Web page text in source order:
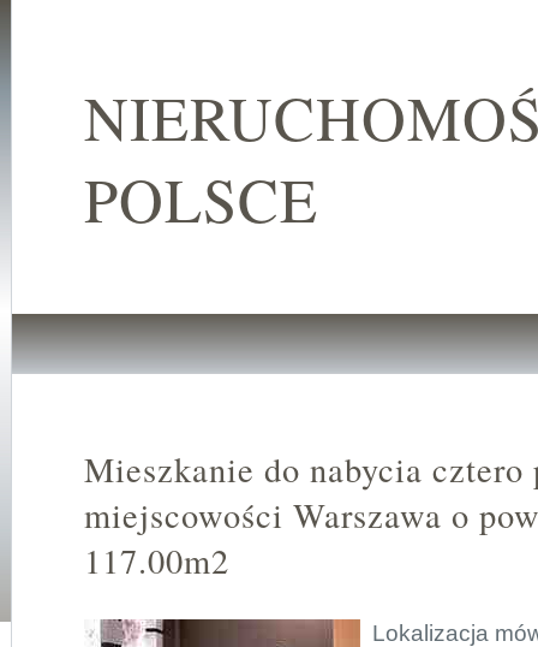
POLSCE
Mieszkanie do nabycia cztero
miejscowości Warszawa o
117.00m2
Lokalizacja